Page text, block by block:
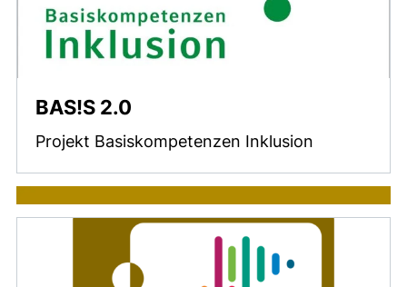
BAS!S 2.0
Projekt Basiskompetenzen Inklusion